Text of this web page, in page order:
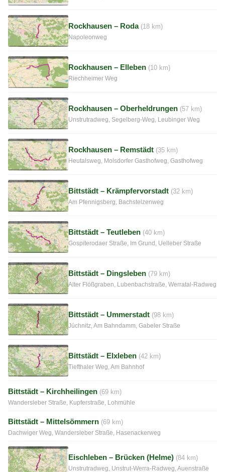
Rockhausen – Roda (18 km)
Napoleonweg
Rockhausen – Elleben (10 km)
Riechheimer Weg
Rockhausen – Oberheldrungen (57 km)
Unstrutradweg, Segelberg-Weg, Leubinger Weg
Rockhausen – Remstädt (35 km)
Heutalsweg, Molsdorfer Gasthofweg, Gasthofweg
Bittstädt – Krämpfervorstadt (32 km)
Am Pfennigsberg, Bachstelzenweg
Bittstädt – Teutleben (40 km)
Gospiterodaer Straße, Im Grund, Uelleber Straße
Bittstädt – Dingsleben (79 km)
Alter Flößgraben, Lubenbachstraße, Werratal-Radweg
Bittstädt – Ummerstadt (98 km)
Jüchnitz, Am Bahndamm, Gabeler Straße
Bittstädt – Elxleben (42 km)
Tiefthaler Weg, Am Bahnhof
Bittstädt – Kirchheilingen (69 km)
Wandersleber Straße, Kupferstraße, Lohmühle
Bittstädt – Mittelsömmern (69 km)
Dachwiger Weg, Wandersleber Straße, Hasenackerweg
Eischleben – Brücken (Helme) (84 km)
Unstrutradweg, Unstrut-Werra-Radweg, Auenstraße